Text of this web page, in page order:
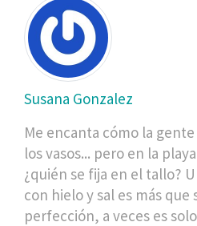
Susana Gonzalez
Me encanta cómo la
los vasos... pero en la
¿quién se fija en el tallo?
con hielo y sal es más
perfección, a veces es